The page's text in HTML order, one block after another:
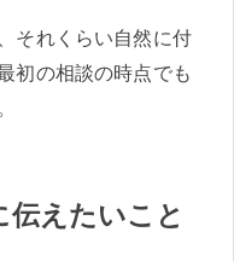
それくらい自然に付
初の相談の時点でも
伝えたいこと